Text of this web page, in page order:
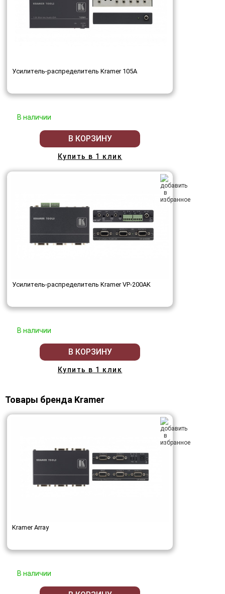
Усилитель-распределитель Kramer 105A
В наличии
В КОРЗИНУ
Купить в 1 клик
Усилитель-распределитель Kramer VP-200AK
В наличии
В КОРЗИНУ
Купить в 1 клик
Товары бренда Kramer
Kramer Array
В наличии